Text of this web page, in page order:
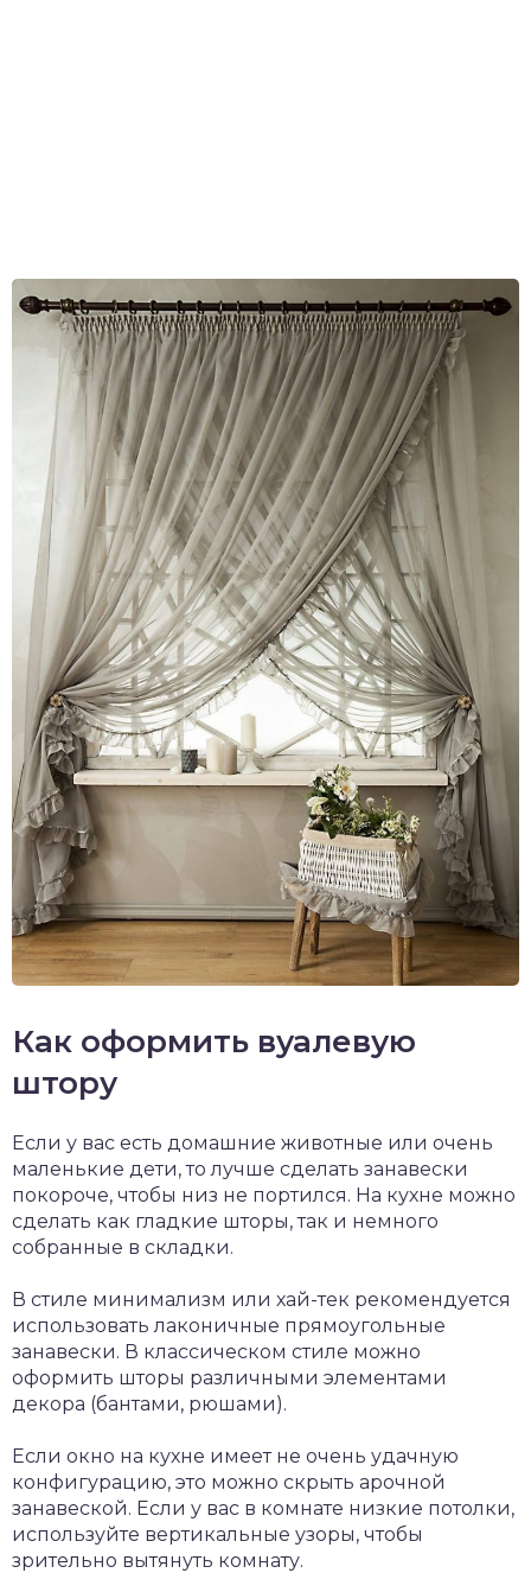
Как оформить вуалевую
штору
Если у вас есть домашние животные или очень
маленькие дети, то лучше сделать занавески
покороче, чтобы низ не портился. На кухне можно
сделать как гладкие шторы, так и немного
собранные в складки.
В стиле минимализм или хай-тек рекомендуется
использовать лаконичные прямоугольные
занавески. В классическом стиле можно
оформить шторы различными элементами
декора (бантами, рюшами).
Если окно на кухне имеет не очень удачную
конфигурацию, это можно скрыть арочной
занавеской. Если у вас в комнате низкие потолки,
используйте вертикальные узоры, чтобы
зрительно вытянуть комнату.